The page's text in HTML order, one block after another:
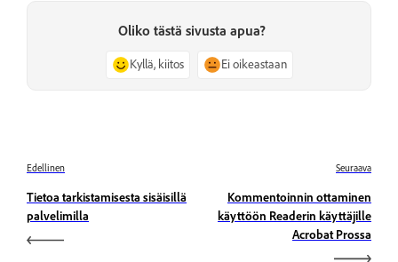
Oliko tästä sivusta apua?
Kyllä, kiitos Ei oikeastaan
Edellinen
Tietoa tarkistamisesta sisäisillä
palvelimilla
Seuraava
Kommentoinnin ottaminen
käyttöön Readerin käyttäjille
Acrobat Prossa